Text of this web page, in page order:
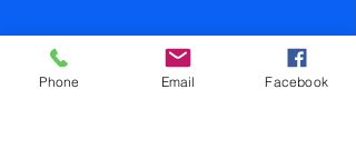
Phone Email Facebook